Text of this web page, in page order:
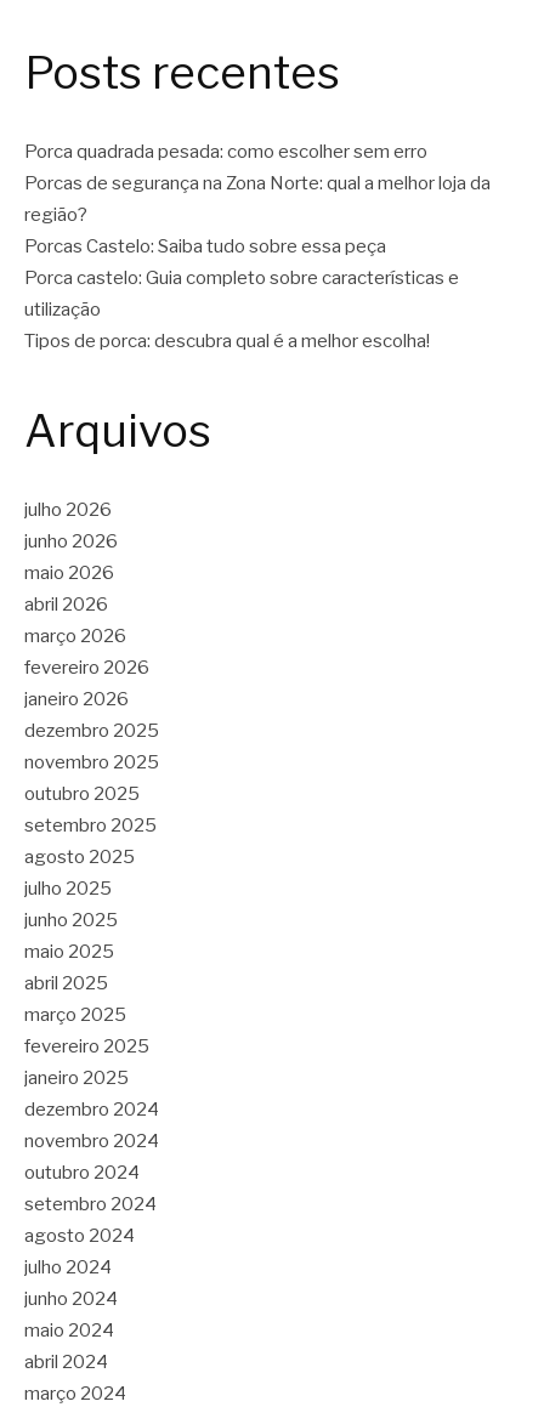
Posts recentes
Porca quadrada pesada: como escolher sem erro
Porcas de segurança na Zona Norte: qual a melhor loja da
região?
Porcas Castelo: Saiba tudo sobre essa peça
Porca castelo: Guia completo sobre características e
utilização
Tipos de porca: descubra qual é a melhor escolha!
Arquivos
julho 2026
junho 2026
maio 2026
abril 2026
março 2026
fevereiro 2026
janeiro 2026
dezembro 2025
novembro 2025
outubro 2025
setembro 2025
agosto 2025
julho 2025
junho 2025
maio 2025
abril 2025
março 2025
fevereiro 2025
janeiro 2025
dezembro 2024
novembro 2024
outubro 2024
setembro 2024
agosto 2024
julho 2024
junho 2024
maio 2024
abril 2024
março 2024